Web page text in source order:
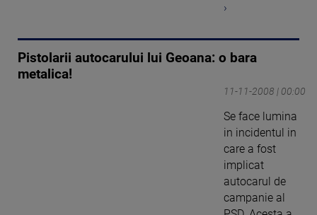
›
Pistolarii autocarului lui Geoana: o bara
metalica!
11-11-2008 | 00:00
Se face lumina
in incidentul in
care a fost
implicat
autocarul de
campanie al